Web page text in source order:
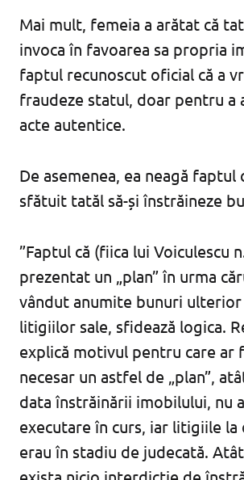
Mai mult, femeia a arătat că
invoca în favoarea sa propria
faptul recunoscut oficial că a
fraudeze statul, doar pentru a
acte autentice.
De asemenea, ea neagă faptul
sfătuit tatăl să-și înstrăineze
”Faptul că (fiica lui Voiculescu
prezentat un „plan” în urma
vândut anumite bunuri
litigiilor sale, sfidează logica.
explică motivul pentru care ar
necesar un astfel de „plan”,
data înstrăinării imobilului, nu
executare în curs, iar litigiile la
erau în stadiu de judecată.